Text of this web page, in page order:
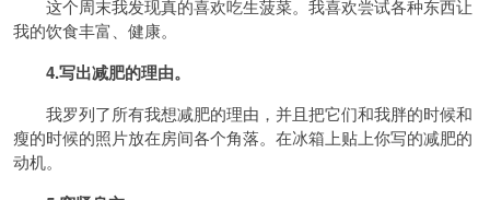
这个周末我发现真的喜欢吃生菠菜。我喜欢尝试各种东西让
我的饮食丰富、健康。
4.写出减肥的理由。
我罗列了所有我想减肥的理由，并且把它们和我胖的时候和
瘦的时候的照片放在房间各个角落。在冰箱上贴上你写的减肥的
动机。